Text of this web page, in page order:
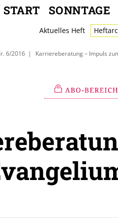
START SONNTAGE
Aktuelles Heft
6/2016 Karriereberatung – Impuls